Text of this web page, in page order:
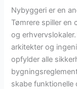
Nybyggeri er en
Tømrere spiller en
og
arkitekter og
opfylder alle
skabe funktionelle